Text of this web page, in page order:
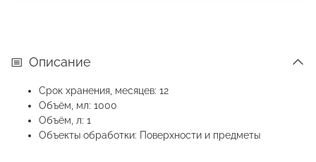
Описание
Срок хранения, месяцев: 12
Объём, мл: 1000
Объём, л: 1
Объекты обработки: Поверхности и предметы